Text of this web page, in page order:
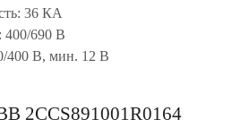
36 КА
400/690 В
400 В, мин. 12 В
2CCS891001R0164